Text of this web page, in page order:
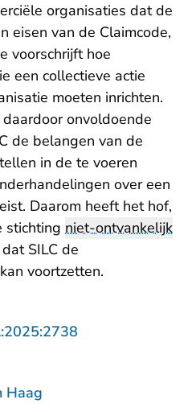
organisaties dat de
eisen van de Claimcode,
voorschrijft hoe
een collectieve actie
moeten inrichten.
onvoldoende
de belangen van de
in de te voeren
over een
Daarom heeft het hof,
stichting niet-ontvankelijk
SILC de
voortzetten.
Haag